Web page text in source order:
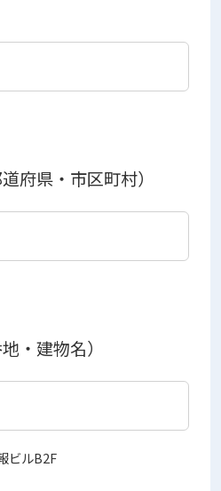
府県・市区町村）
・建物名）
ビルB2F